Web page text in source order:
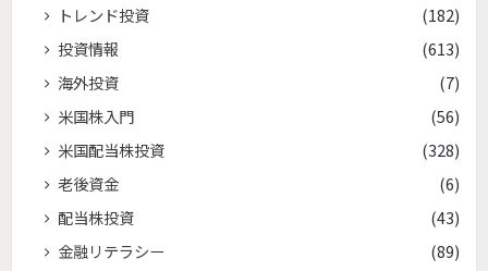
トレンド投資
(182)
投資情報
(613)
海外投資
(7)
米国株入門
(56)
米国配当株投資
(328)
老後資金
(6)
配当株投資
(43)
金融リテラシー
(89)